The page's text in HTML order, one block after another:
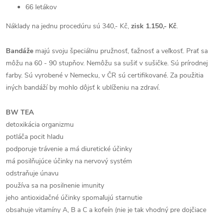
66 letákov
Náklady na jednu procedúru sú 340,- Kč, zisk 1.150,- Kč.
Bandáže majú svoju špeciálnu pružnosť, ťažnosť a veľkosť. Prať sa
môžu na 60 - 90 stupňov. Nemôžu sa sušiť v sušičke. Sú prírodnej
farby. Sú vyrobené v Nemecku, v ČR sú certifikované. Za použitia
iných bandáží by mohlo dôjsť k ublíženiu na zdraví.
BW TEA
detoxikácia organizmu
potláča pocit hladu
podporuje trávenie a má diuretické účinky
má posilňujúce účinky na nervový systém
odstraňuje únavu
používa sa na posilnenie imunity
jeho antioxidačné účinky spomaľujú starnutie
obsahuje vitamíny A, B a C a kofeín (nie je tak vhodný pre dojčiace